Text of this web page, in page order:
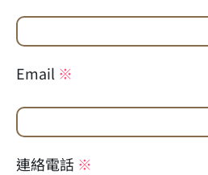
Email ※
連絡電話 ※